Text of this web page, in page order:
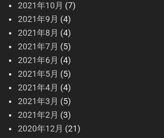
2021年10月 (7)
2021年9月 (4)
2021年8月 (4)
2021年7月 (5)
2021年6月 (4)
2021年5月 (5)
2021年4月 (4)
2021年3月 (5)
2021年2月 (3)
2020年12月 (21)